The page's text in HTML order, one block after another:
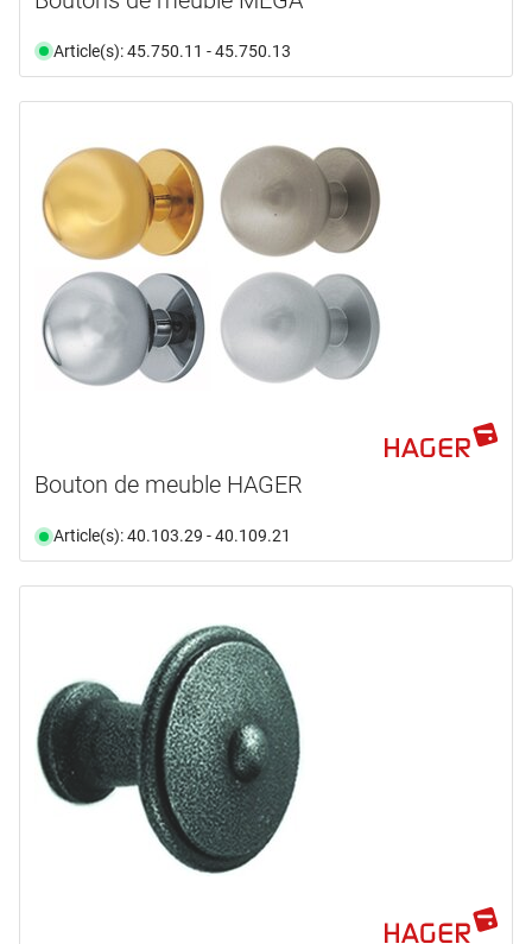
Article(s): 45.750.11 - 45.750.13
Bouton de meuble HAGER
Article(s): 40.103.29 - 40.109.21